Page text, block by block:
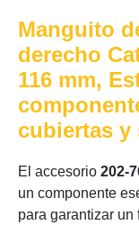
Manguito
derecho
116 mm,
cubiertas y
El accesorio 202-
un componente
para garantizar